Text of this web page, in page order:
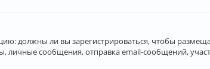
должны ли вы зарегистрироваться, чтобы
сообщения, отправка email-сообщений,